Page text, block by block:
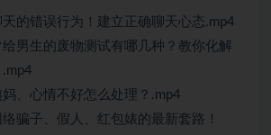
的错误行为！建立正确聊天心态.mp4
男生的废物测试有哪几种？教你化解
、心情不好怎么处理？.mp4
骗子、假人、红包婊的最新套路！